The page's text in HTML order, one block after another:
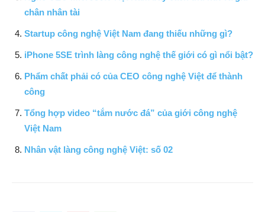
chân nhân tài
Startup công nghệ Việt Nam đang thiếu những gì?
iPhone 5SE trình làng công nghệ thế giới có gì nổi bật?
Phẩm chất phải có của CEO công nghệ Việt để thành
công
Tổng hợp video “tắm nước đá” của giới công nghệ
Việt Nam
Nhân vật làng công nghệ Việt: số 02